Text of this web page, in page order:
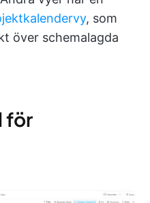
, som
över schemalagda
för